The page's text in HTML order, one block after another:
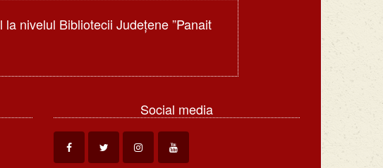
nivelul Bibliotecii Judeţene ”Panait
Social media